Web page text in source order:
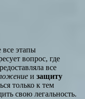
все этапы
вопрос, где
все
и защиту
только к тем
свою легальность.